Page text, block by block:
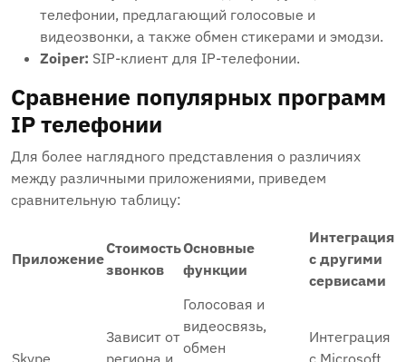
телефонии, предлагающий голосовые и
видеозвонки, а также обмен стикерами и эмодзи.
Zoiper: SIP-клиент для IP-телефонии.
Сравнение популярных программ
IP телефонии
Для более наглядного представления о различиях
между различными приложениями, приведем
сравнительную таблицу:
Приложение
Стоимость
звонков
Основные
функции
Интеграция
с другими
сервисами
Skype
Зависит от
региона и
Голосовая и
видеосвязь,
обмен
Интеграция
с Microsoft